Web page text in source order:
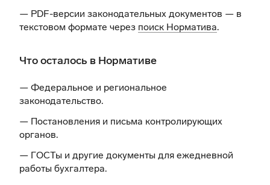
— PDF-версии законодательных документов — в
текстовом формате через поиск Норматива.
Что осталось в Нормативе
— Федеральное и региональное
законодательство.
— Постановления и письма контролирующих
органов.
— ГОСТы и другие документы для ежедневной
работы бухгалтера.